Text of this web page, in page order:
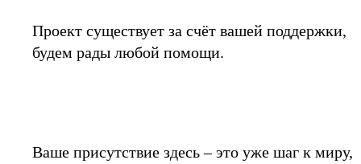
Проект существует за счёт вашей поддержки,
будем рады любой помощи.
Ваше присутствие здесь – это уже шаг к миру,